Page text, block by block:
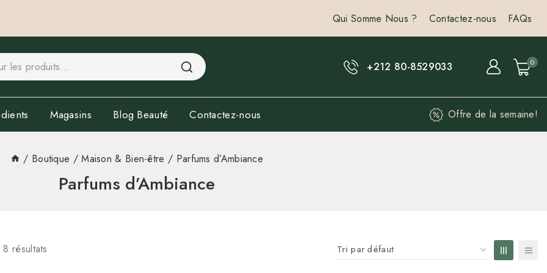
Qui Somme Nous ? Contactez-nous FAQs
+212 80-8529033 0
Magasins Blog Beauté Contactez-nous Offre de la semaine!
/ Boutique / Maison & Bien-être / Parfums d’Ambiance
Parfums d’Ambiance
8 résultats